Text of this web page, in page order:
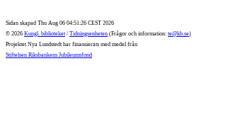
Sidan skapad Thu Aug 06 04:51:26 CEST 2026
© 2026 Kungl. biblioteket / Tidningsenheten (Frågor och information: te@kb.se)
Projektet Nya Lundstedt har finansierats med medel från
Stiftelsen Riksbankens Jubileumsfond